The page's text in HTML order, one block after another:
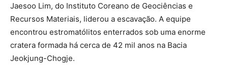
Jaesoo Lim, do Instituto Coreano de Geociências e
Recursos Materiais, liderou a escavação. A equipe
encontrou estromatólitos enterrados sob uma enorme
cratera formada há cerca de 42 mil anos na Bacia
Jeokjung-Chogje.